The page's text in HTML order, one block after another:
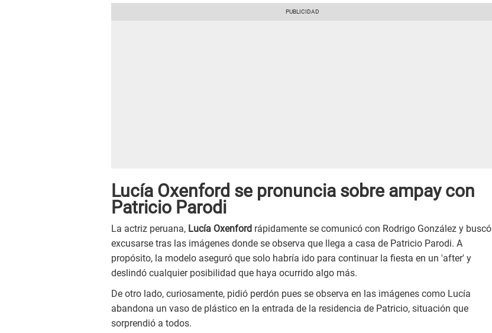
Lucía Oxenford se pronuncia sobre ampay con
Patricio Parodi
La actriz peruana, Lucía Oxenford rápidamente se comunicó con Rodrigo González y buscó
excusarse tras las imágenes donde se observa que llega a casa de Patricio Parodi. A
propósito, la modelo aseguró que solo habría ido para continuar la fiesta en un 'after' y
deslindó cualquier posibilidad que haya ocurrido algo más.
De otro lado, curiosamente, pidió perdón pues se observa en las imágenes como Lucía
abandona un vaso de plástico en la entrada de la residencia de Patricio, situación que
sorprendió a todos.